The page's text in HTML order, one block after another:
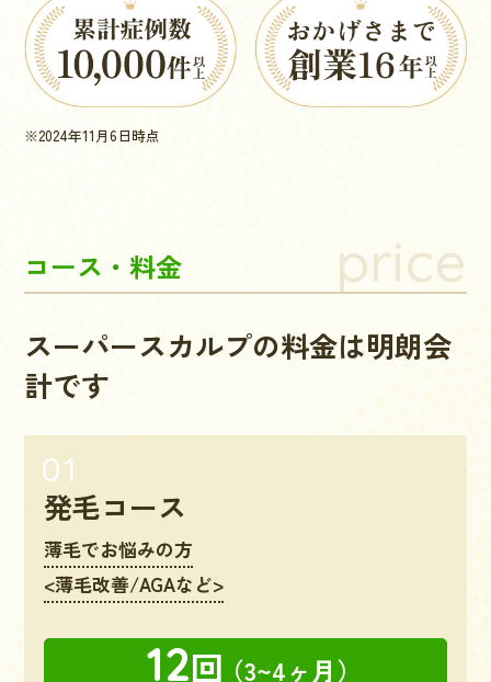
※2024年11月6日時点
コース・料金 price
スーパースカルプの料金は明朗会
計です
発毛コース
薄毛でお悩みの方
<薄毛改善/AGAなど>
12回 （3~4ヶ月）